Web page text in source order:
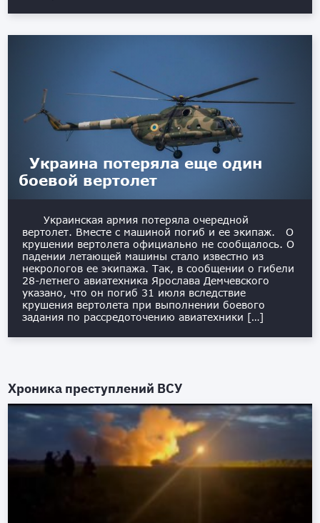
Украина потеряла еще один
боевой вертолет
Украинская армия потеряла очередной
вертолет. Вместе с машиной погиб и ее экипаж. О
крушении вертолета официально не сообщалось. О
падении летающей машины стало известно из
некрологов ее экипажа. Так, в сообщении о гибели
28-летнего авиатехника Ярослава Демчевского
указано, что он погиб 31 июля вследствие
крушения вертолета при выполнении боевого
задания по рассредоточению авиатехники […]
Хроника преступлений ВСУ